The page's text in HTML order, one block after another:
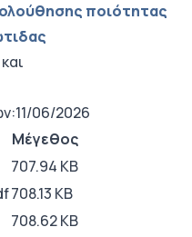
ποιότητας
06/2026
Μέγεθος
707.94 KB
708.13 KB
708.62 KB